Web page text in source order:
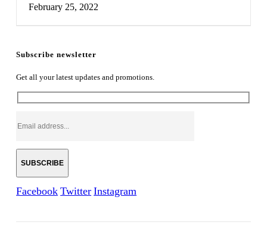
February 25, 2022
Subscribe newsletter
Get all your latest updates and promotions.
Facebook Twitter Instagram